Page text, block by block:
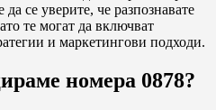
се уверите, че разпознавате
те могат да включват
и маркетингови подходи.
номера 0878?